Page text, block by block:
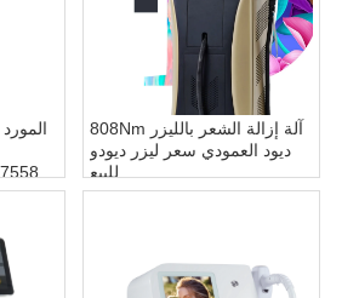
808Nm آلة إزالة الشعر بالليزر
ديود العمودي سعر ليزر ديودو
للبيع